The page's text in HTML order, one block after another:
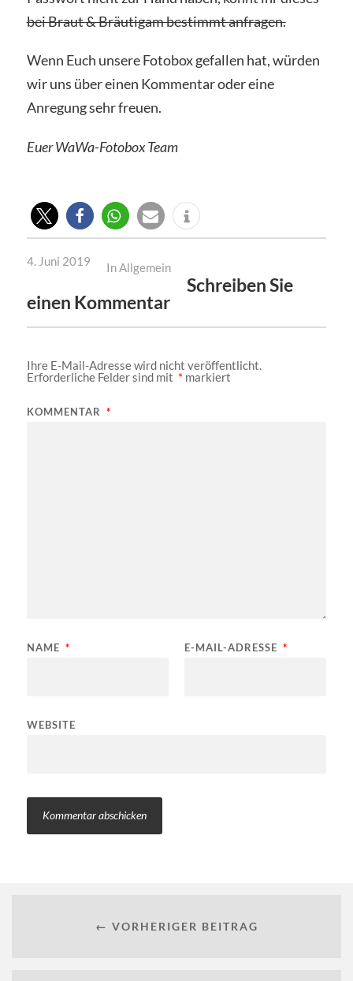
bei Braut & Bräutigam bestimmt anfragen.
Wenn Euch unsere Fotobox gefallen hat, würden
wir uns über einen Kommentar oder eine
Anregung sehr freuen.
Euer WaWa-Fotobox Team
4. Juni 2019 InAllgemein
Schreiben Sie
einen Kommentar
Ihre E-Mail-Adresse wird nicht veröffentlicht.
Erforderliche Felder sind mit * markiert
KOMMENTAR *
NAME * E-MAIL-ADRESSE *
WEBSITE
← VORHERIGER BEITRAG